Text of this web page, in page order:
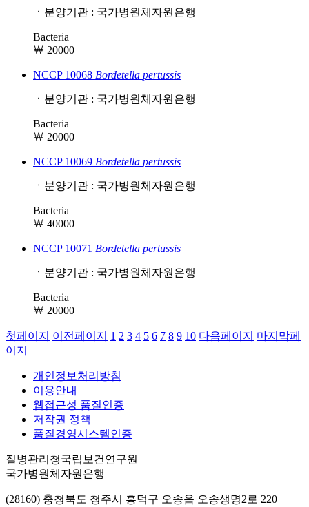
ㆍ분양기관 : 국가병원체자원은행
Bacteria
￦ 20000
NCCP 10068 Bordetella pertussis
ㆍ분양기관 : 국가병원체자원은행
Bacteria
￦ 20000
NCCP 10069 Bordetella pertussis
ㆍ분양기관 : 국가병원체자원은행
Bacteria
￦ 40000
NCCP 10071 Bordetella pertussis
ㆍ분양기관 : 국가병원체자원은행
Bacteria
￦ 20000
첫페이지 이전페이지 1 2 3 4 5 6 7 8 9 10 다음페이지
마지막페
이지
개인정보처리방침
이용안내
웹접근성 품질인증
저작권 정책
품질경영시스템인증
질병관리청국립보건연구원
국가병원체자원은행
(28160) 충청북도 청주시 흥덕구 오송읍 오송생명2로 220